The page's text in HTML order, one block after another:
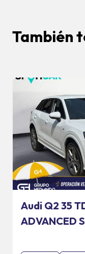
También
Audi Q2 35
ADVANCED